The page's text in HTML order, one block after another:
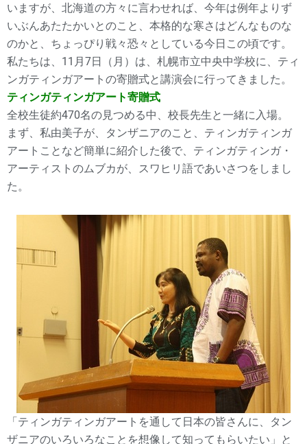
いますが、北海道の方々に言わせれば、今年は例年よりず
いぶんあたたかいとのこと、本格的な寒さはどんなものな
のかと、ちょっぴり戦々恐々としている今日この頃です。
私たちは、11月7日（月）は、札幌市立中央中学校に、ティ
ンガティンガアートの寄贈式と講演会に行ってきました。
ティンガティンガアート寄贈式
全校生徒約470名の見つめる中、校長先生と一緒に入場。
まず、私由美子が、タンザニアのこと、ティンガティンガ
アートことなど簡単に紹介した後で、ティンガティンガ・
アーティストのムブカが、スワヒリ語であいさつをしまし
た。
「ティンガティンガアートを通して日本の皆さんに、タン
ザニアのいろいろなことを想像して知ってもらいたい」と